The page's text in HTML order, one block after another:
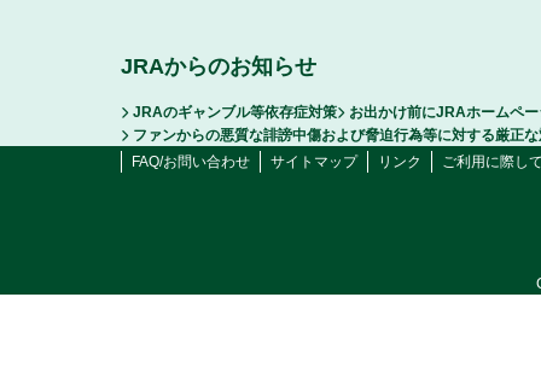
JRAからのお知らせ
JRAのギャンブル等依存症対策
お出かけ前にJRAホームペ
ファンからの悪質な誹謗中傷および脅迫行為等に対する厳正
FAQ/お問い合わせ
サイトマップ リンク ご利用に際し